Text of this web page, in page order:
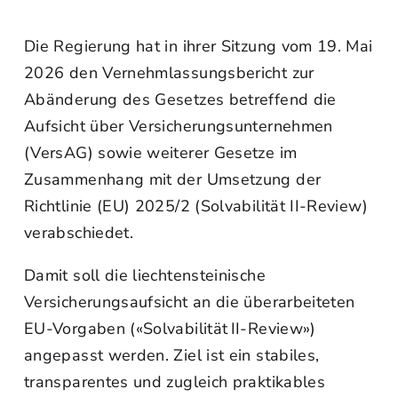
Die Regierung hat in ihrer Sitzung vom 19. Mai
2026 den Vernehmlassungsbericht zur
Abänderung des Gesetzes betreffend die
Aufsicht über Versicherungsunternehmen
(VersAG) sowie weiterer Gesetze im
Zusammenhang mit der Umsetzung der
Richtlinie (EU) 2025/2 (Solvabilität II-Review)
verabschiedet.
Damit soll die liechtensteinische
Versicherungsaufsicht an die überarbeiteten
EU-Vorgaben («Solvabilität II-Review»)
angepasst werden. Ziel ist ein stabiles,
transparentes und zugleich praktikables